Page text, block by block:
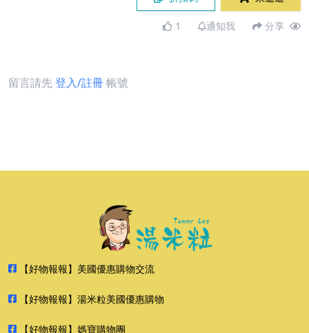
1 通知我 分享
留言請先登入/註冊帳號
【好物報報】美國優惠購物交流
【好物報報】湯米粒美國優惠購物
【好物報報】媽寶購物團